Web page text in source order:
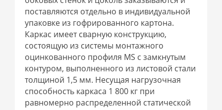
поставляются отдельно в индивидуальной
упаковке из гофрированного картона.
Каркас имеет сварную конструкцию,
состоящую из системы монтажного
оцинкованного профиля MS с замкнутым
контуром, выполненного из листовой стали
толщиной 1,5 мм. Несущая нагрузочная
способность каркаса 1 800 кг при
равномерно распределенной статической